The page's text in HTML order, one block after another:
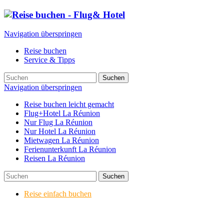
Navigation überspringen
Reise buchen
Service & Tipps
Suchen
Navigation überspringen
Reise buchen leicht gemacht
Flug+Hotel La Réunion
Nur Flug La Réunion
Nur Hotel La Réunion
Mietwagen La Réunion
Ferienunterkunft La Réunion
Reisen La Réunion
Suchen
Reise einfach buchen